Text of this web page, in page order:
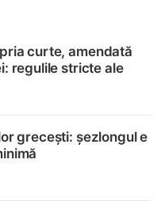
curte, amendată
regulile stricte ale
grecești: șezlongul e